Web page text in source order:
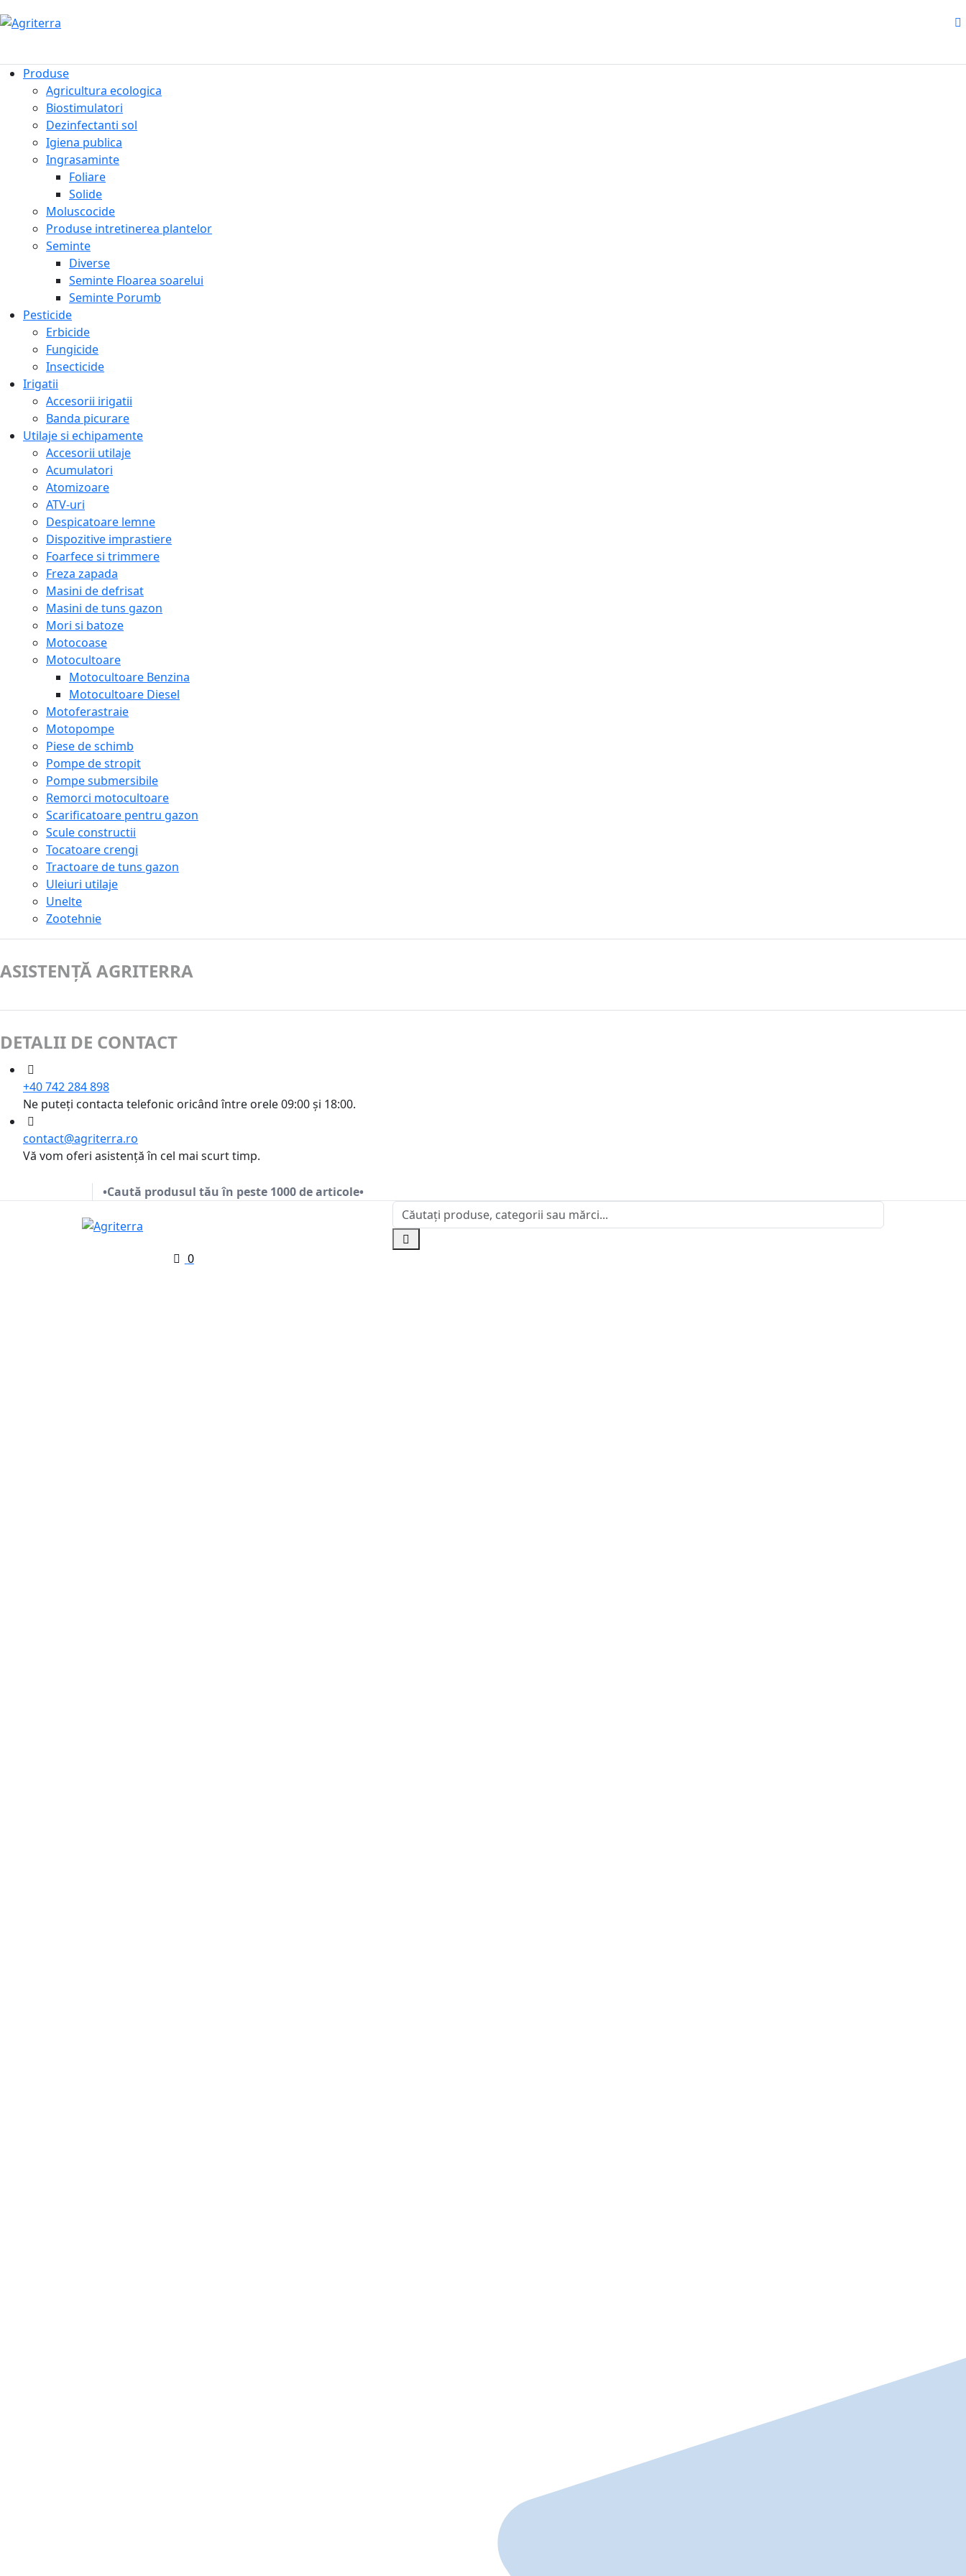
Produse
Agricultura ecologica
Biostimulatori
Dezinfectanti sol
Igiena publica
Ingrasaminte
Foliare
Solide
Moluscocide
Produse intretinerea plantelor
Seminte
Diverse
Seminte Floarea soarelui
Seminte Porumb
Pesticide
Erbicide
Fungicide
Insecticide
Irigatii
Accesorii irigatii
Banda picurare
Utilaje si echipamente
Accesorii utilaje
Acumulatori
Atomizoare
ATV-uri
Despicatoare lemne
Dispozitive imprastiere
Foarfece si trimmere
Freza zapada
Masini de defrisat
Masini de tuns gazon
Mori si batoze
Motocoase
Motocultoare
Motocultoare Benzina
Motocultoare Diesel
Motoferastraie
Motopompe
Piese de schimb
Pompe de stropit
Pompe submersibile
Remorci motocultoare
Scarificatoare pentru gazon
Scule constructii
Tocatoare crengi
Tractoare de tuns gazon
Uleiuri utilaje
Unelte
Zootehnie
ASISTENȚĂ AGRITERRA
DETALII DE CONTACT
+40 742 284 898
Ne puteți contacta telefonic oricând între orele 09:00 și 18:00.
contact@agriterra.ro
Vă vom oferi asistență în cel mai scurt timp.
•Caută produsul tău în peste 1000 de articole•
0